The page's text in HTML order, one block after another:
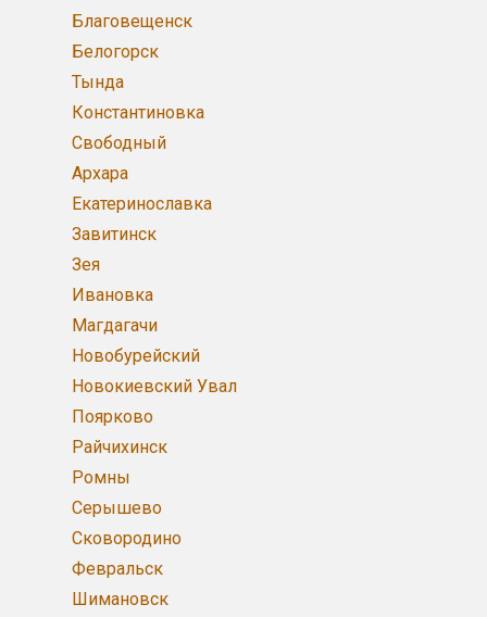
Благовещенск
Белогорск
Тында
Константиновка
Свободный
Архара
Екатеринославка
Завитинск
Зея
Ивановка
Магдагачи
Новобурейский
Новокиевский Увал
Поярково
Райчихинск
Ромны
Серышево
Сковородино
Февральск
Шимановск